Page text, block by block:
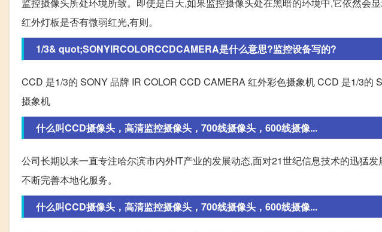
监控摄像头所处环境所致。即使是白天,如果监控摄像头处在黑暗的环境中,它依然会
红外灯板是否有微弱红光,有则。
1/3& quot;SONYIRCOLORCCDCAMERA是什么意思?监控设备写的?
CCD 是1/3的 SONY 品牌 IR COLOR CCD CAMERA 红外彩色摄象机 CCD 是1/3的
摄象机
什么叫CCD摄像头，高清监控摄像头，700线摄像头，600线摄像...
公司长期以来一直专注哈尔滨市内外IT产业的发展动态,面对21世纪信息技术的迅猛
不断完善本地化服务。
什么叫CCD摄像头，高清监控摄像头，700线摄像头，600线摄像...